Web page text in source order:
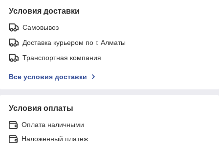
Условия доставки
Самовывоз
Доставка курьером по г. Алматы
Транспортная компания
Все условия доставки
Условия оплаты
Оплата наличными
Наложенный платеж